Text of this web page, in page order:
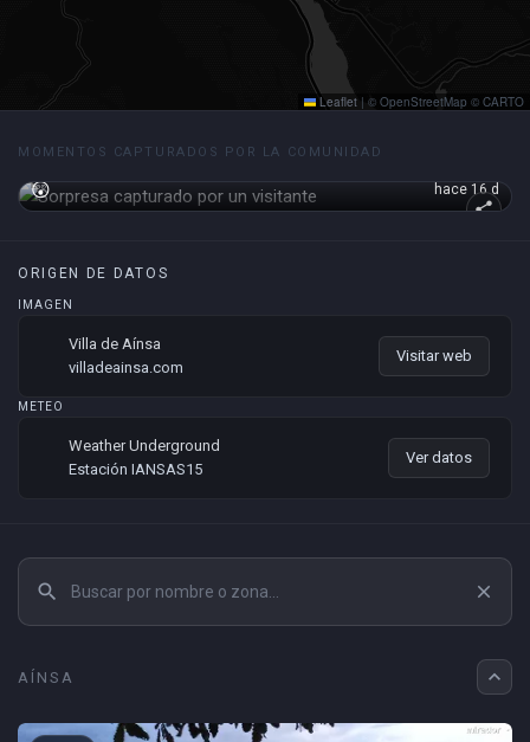
Leaflet | © OpenStreetMap © CARTO
MOMENTOS CAPTURADOS POR LA COMUNIDAD
share
😲 hace 16 d
ORIGEN DE DATOS
IMAGEN
Villa de Aínsa
villadeainsa.com
Visitar web
METEO
Weather Underground
Estación IANSAS15
Ver datos
search close
AÍNSA expand_less